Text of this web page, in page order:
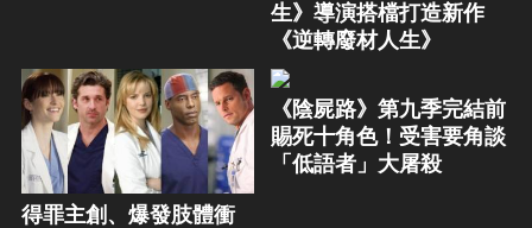
生》導演搭檔打造新作
《逆轉廢材人生》
得罪主創、爆發肢體衝
《陰屍路》第九季完結前
賜死十角色！受害要角談
「低語者」大屠殺